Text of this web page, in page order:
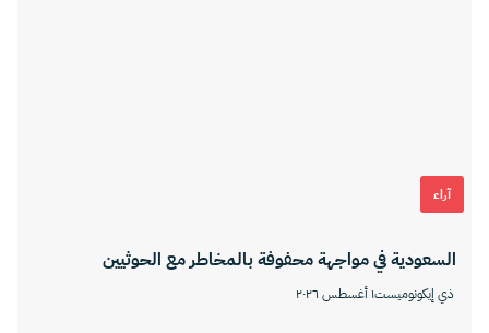
آراء
السعودية في مواجهة محفوفة بالمخاطر مع الحوثيين
ذي إيكونوميست١ أغسطس ٢٠٢٦